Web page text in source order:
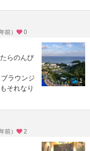
前） 0
らのんび
ラウンジ
それなり
の時のパ
1
前） 2